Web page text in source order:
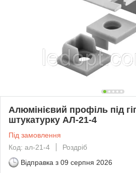
Алюмінієвий профіль під
штукатурку АЛ-21-4
Під замовлення
Код: ал-21-4
Роздріб
Відправка з 09 серпня 2026